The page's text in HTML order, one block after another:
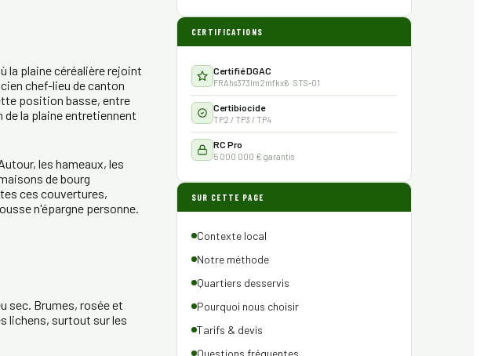
la plaine céréalière rejoint
chef-lieu de canton
position basse, entre
la plaine entretiennent
les hameaux, les
de bourg
ces couvertures,
n'épargne personne.
sec. Brumes, rosée et
lichens, surtout sur les
CERTIFICATIONS
Certifié DGAC
FRAhs373lm2mfkx6 · STS-01
Certibiocide
TP2 / TP3 / TP4
RC Pro
5 000 000 € garantis
SUR CETTE PAGE
Contexte local
Notre méthode
Quartiers desservis
Pourquoi nous choisir
Tarifs & devis
Questions fréquentes